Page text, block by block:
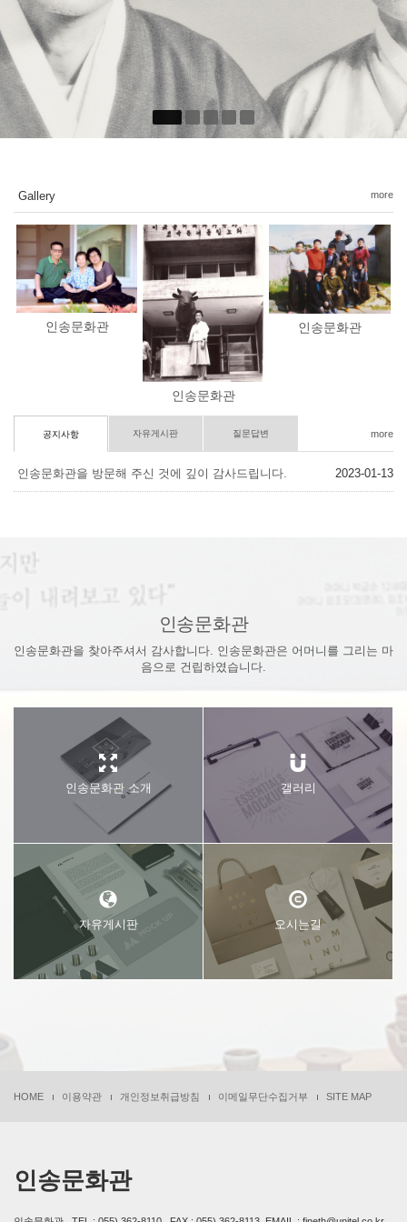
Gallery more
인송문화관
인송문화관
인송문화관
공지사항 자유게시판 질문답변 more
인송문화관을 방문해 주신 것에 깊이 감사드립니다. 2023-01-13
인송문화관
인송문화관을 찾아주셔서 감사합니다. 인송문화관은 어머니를 그리는 마
음으로 건립하였습니다.
인송문화관 소개 갤러리
자유게시판 오시는길
HOME 이용약관 개인정보취급방침 이메일무단수집거부 SITE MAP
인송문화관